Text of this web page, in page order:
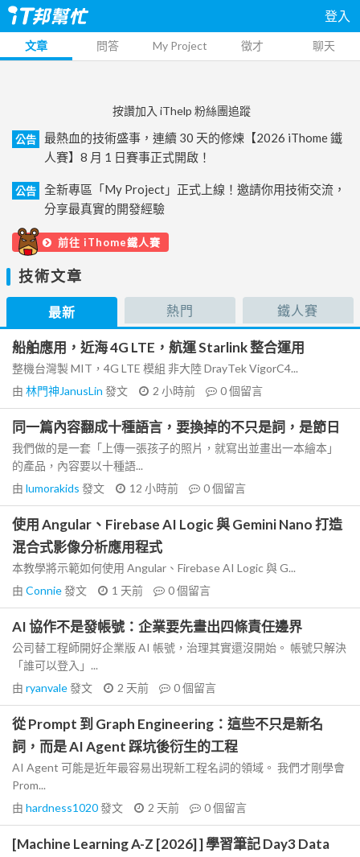
登入
文章 問答 My Project 徵才 聊天
按讚加入 iThelp 粉絲團追蹤
公告
最熱血的技術盛事，連續 30 天的修煉【2026 iThome 鐵
人賽】8 月 1 日賽事正式開啟！
公告
全新專區「My Project」正式上線！邀請你用技術交流，
分享最真實的開發經驗
前往 iThome鐵人賽
技術文章
最新 熱門 鐵人賽
船舶應用，近海 4G LTE，航運 Starlink 整合運用
整機台灣製 MIT，4G LTE 模組 非大陸 DrayTek VigorC4...
由 林門神JanusLin 發文 2 小時前 0個留言
同一篇內容翻成十種語言，要換掉的不只是詞，是節日
我們做的是一套「上傳一張孩子的照片，就寫出並畫出一本繪本」
的產品，內容要以十種語...
由 lumorakids 發文 12 小時前 0個留言
使用 Angular、Firebase AI Logic 與 Gemini Nano 打造
混合式影像分析應用程式
本教學將示範如何使用 Angular、Firebase AI Logic 與 G...
由 Connie發文 1 天前 0個留言
AI 協作不是發帳號：企業要先畫出四條責任邊界
公司替工程師開好企業版 AI 帳號，治理其實還沒開始。 帳號只解決
「誰可以登入」...
由 ryanvale發文 2 天前 0個留言
從 Prompt 到 Graph Engineering：這些不只是新名
詞，而是 AI Agent 踩坑後衍生的工程
AI Agent 可能是近年最容易出現新工程名詞的領域。 我們才剛學會
Prom...
由 hardness1020發文 2 天前 0個留言
[Machine Learning A-Z [2026] ] 學習筆記 Day3 Data